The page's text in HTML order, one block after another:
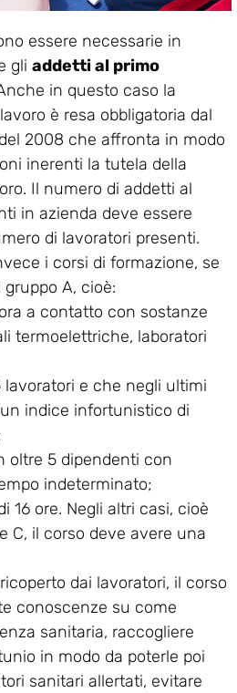
essere necessarie in
gli addetti al primo
in questo caso la
è resa obbligatoria dal
2008 che affronta in modo
inerenti la tutela della
Il numero di addetti al
in azienda deve essere
di lavoratori presenti.
i corsi di formazione, se
A, cioè:
a contatto con sostanze
termoelettriche, laboratori
e che negli ultimi
indice infortunistico di
oltre 5 dipendenti con
indeterminato;
16 ore. Negli altri casi, cioè
C, il corso deve avere una
dai lavoratori, il corso
conoscenze su come
sanitaria, raccogliere
in modo da poterle poi
sanitari allertati, evitare